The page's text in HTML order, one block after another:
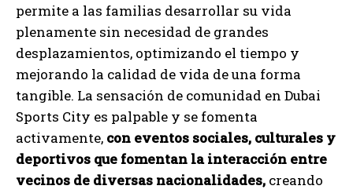
permite a las familias desarrollar su vida
plenamente sin necesidad de grandes
desplazamientos, optimizando el tiempo y
mejorando la calidad de vida de una forma
tangible. La sensación de comunidad en Dubai
Sports City es palpable y se fomenta
activamente, con eventos sociales, culturales y
deportivos que fomentan la interacción entre
vecinos de diversas nacionalidades, creando